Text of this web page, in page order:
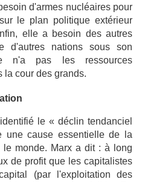
d'armes nucléaires pour
le plan politique extérieur
elle a besoin des autres
d'autres nations sous son
n'a pas les ressources
la cour des grands.
le « déclin tendanciel
une cause essentielle de la
monde. Marx a dit : à long
de profit que les capitalistes
(par l'exploitation des